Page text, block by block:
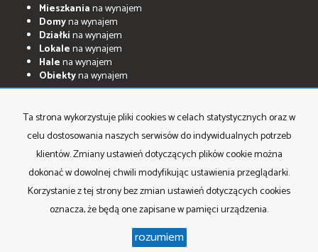
Mieszkaniana wynajem
Domyna wynajem
Działkina wynajem
Lokalena wynajem
Halena wynajem
Obiektyna wynajem
Domyna sprzedaż
na sprzedaż
Lokalena sprzedaż
Halena sprzedaż
Obiektyna sprzedaż
Perspektywy Nieruchomości
Program dla biur nieruchomości
Galactica Virgo
Ta strona wykorzystuje pliki cookies w celach statystycznych oraz w
celu dostosowania naszych serwisów do indywidualnych potrzeb
klientów. Zmiany ustawień dotyczących plików cookie można
dokonać w dowolnej chwili modyfikując ustawienia przeglądarki.
Korzystanie z tej strony bez zmian ustawień dotyczących cookies
oznacza, że będą one zapisane w pamięci urządzenia.
rozumiem